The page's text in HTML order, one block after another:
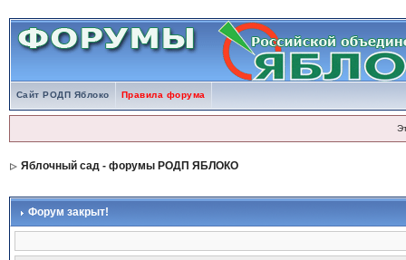
Сайт РОДП Яблоко Правила форума
Яблочный сад - форумы РОДП ЯБЛОКО
Форум закрыт!